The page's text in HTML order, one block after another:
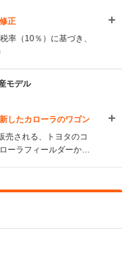
正
率（10％）に基づき、
モデル
したカローラのワゴン
売される、トヨタのコ
ーラフィールダーから
とで、低重心でスポー
しさと取り回しの良さ
レインは、1.8Lのハイ
ターボが用意される。
シフトマチック付CVT-
。国内トヨタブランド